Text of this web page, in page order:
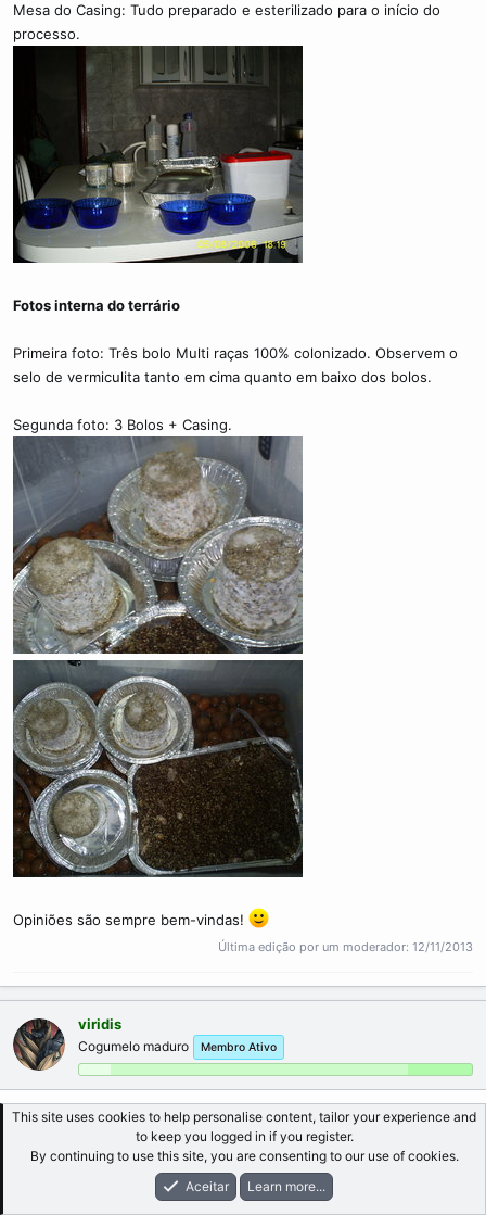
Mesa do Casing: Tudo preparado e esterilizado para o início do
processo.
Fotos interna do terrário
Primeira foto: Três bolo Multi raças 100% colonizado. Observem o
selo de vermiculita tanto em cima quanto em baixo dos bolos.
Segunda foto: 3 Bolos + Casing.
Opiniões são sempre bem-vindas!
Última edição por um moderador: 12/11/2013
viridis
Cogumelo maduro Membro Ativo
13/08/2006 #10
continuam otimamente bem dentro doterrário
continuam desenvolvendo-se criando umas espécie de "MÃO",
váaarias mãos. Só aguardar afrutificação. os:
This site uses cookies to help personalise content, tailor your experience and
to keep you logged in if you register.
By continuing to use this site, you are consenting to our use of cookies.
Aceitar
Learn more...